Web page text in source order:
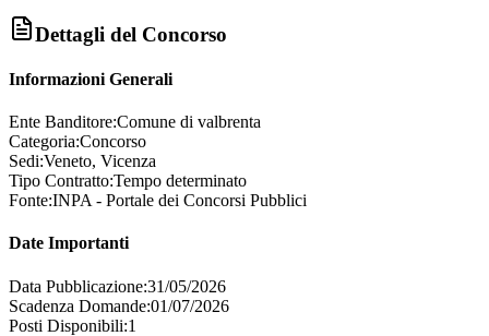
Dettagli del Concorso
Informazioni Generali
Ente Banditore:Comune di valbrenta
Categoria:Concorso
Sedi:Veneto, Vicenza
Tipo Contratto:Tempo determinato
Fonte:INPA - Portale dei Concorsi Pubblici
Date Importanti
Data Pubblicazione:31/05/2026
Scadenza Domande:01/07/2026
Posti Disponibili:1